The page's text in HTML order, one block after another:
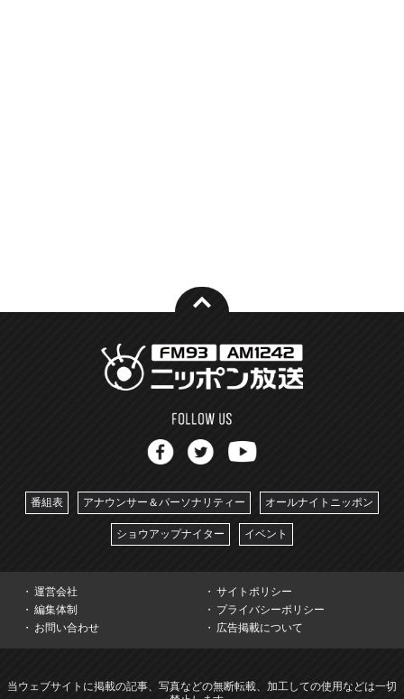
番組表 アナウンサー＆パーソナリティー オールナイトニッポン
ショウアップナイター イベント
運営会社
サイトポリシー
編集体制
プライバシーポリシー
お問い合わせ
広告掲載について
当ウェブサイトに掲載の記事、写真などの無断転載、加工しての使用などは一切